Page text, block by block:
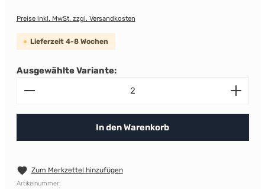
Preise inkl. MwSt. zzgl. Versandkosten
Lieferzeit 4-8 Wochen
Ausgewählte Variante:
Produkt Anzahl: Gib den gewünschten Wert ein
In den Warenkorb
Zum Merkzettel hinzufügen
Artikelnummer: